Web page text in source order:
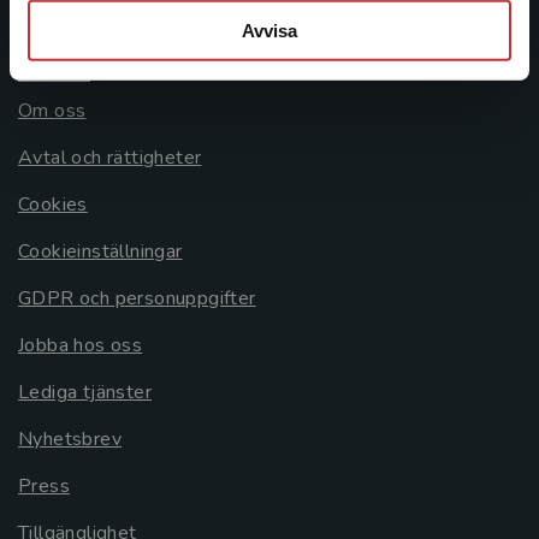
Avvisa
Allmänna länkar
Om oss
Avtal och rättigheter
Cookies
Cookieinställningar
GDPR och personuppgifter
Jobba hos oss
Lediga tjänster
Nyhetsbrev
Press
Tillgänglighet